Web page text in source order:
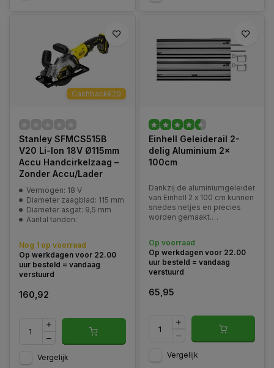
Cashback€20
Stanley SFMCS515B
V20 Li-Ion 18V Ø115mm
Accu Handcirkelzaag –
Zonder Accu/Lader
Vermogen: 18 V
Diameter zaagblad: 115 mm
Diameter asgat: 9,5 mm
Aantal tanden:
Nog 1 op voorraad
Op werkdagen voor 22.00
uur besteld = vandaag
verstuurd
160,92
Vergelijk
Einhell Geleiderail 2-
delig Aluminium 2x
100cm
Dankzij de aluminiumgeleider
van Einhell 2 x 100 cm kunnen
snedes netjes en precies
worden gemaakt.
handbediende cirkelzagen,
is de geleiderail in gelijke
mate geschikt voor zowel
haaks zagen als hoeksneden
Op voorraad
Op werkdagen voor 22.00
uur besteld = vandaag
verstuurd
65,95
Vergelijk